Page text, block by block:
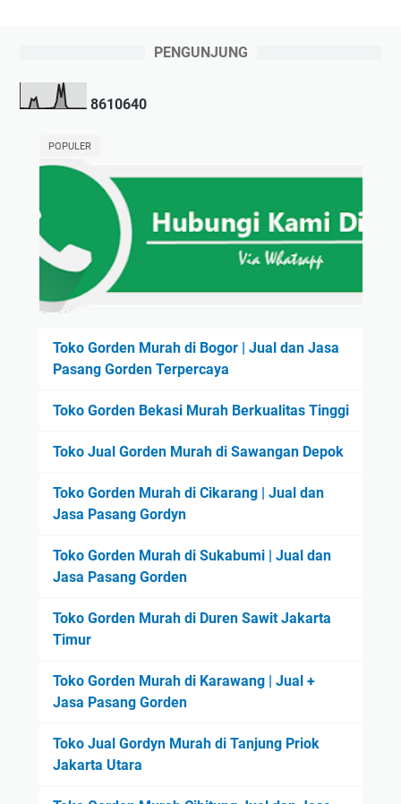
PENGUNJUNG
8610640
POPULER
Toko Gorden Murah di Bogor | Jual dan Jasa
Pasang Gorden Terpercaya
Toko Gorden Bekasi Murah Berkualitas Tinggi
Toko Jual Gorden Murah di Sawangan Depok
Toko Gorden Murah di Cikarang | Jual dan
Jasa Pasang Gordyn
Toko Gorden Murah di Sukabumi | Jual dan
Jasa Pasang Gorden
Toko Gorden Murah di Duren Sawit Jakarta
Timur
Toko Gorden Murah di Karawang | Jual +
Jasa Pasang Gorden
Toko Jual Gordyn Murah di Tanjung Priok
Jakarta Utara